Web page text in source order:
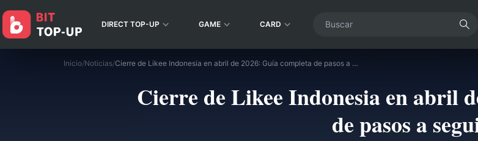
DIRECT TOP-UP GAME CARD
Inicio/Noticias/ Cierre de Likee Indonesia en abril de 2026: Guía completa de pasos a seguir
Cierre de Likee Indonesia en abril
de pasos a